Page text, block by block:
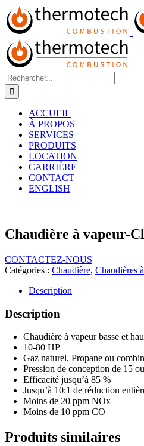
Passer
au
contenu
Rechercher:
ACCUEIL
À PROPOS
SERVICES
PRODUITS
LOCATION
CARRIÈRE
CONTACT
ENGLISH
Chaudière à vapeur-
CONTACTEZ-NOUS
Catégories : Chaudière, Chaudières
Description
Description
Chaudière à vapeur basse et
10-80 HP
Gaz naturel, Propane ou
Pression de conception de 15
Efficacité jusqu’à 85 %
Jusqu’à 10:1 de réduction
Moins de 20 ppm NOx
Moins de 10 ppm CO
Produits similaires